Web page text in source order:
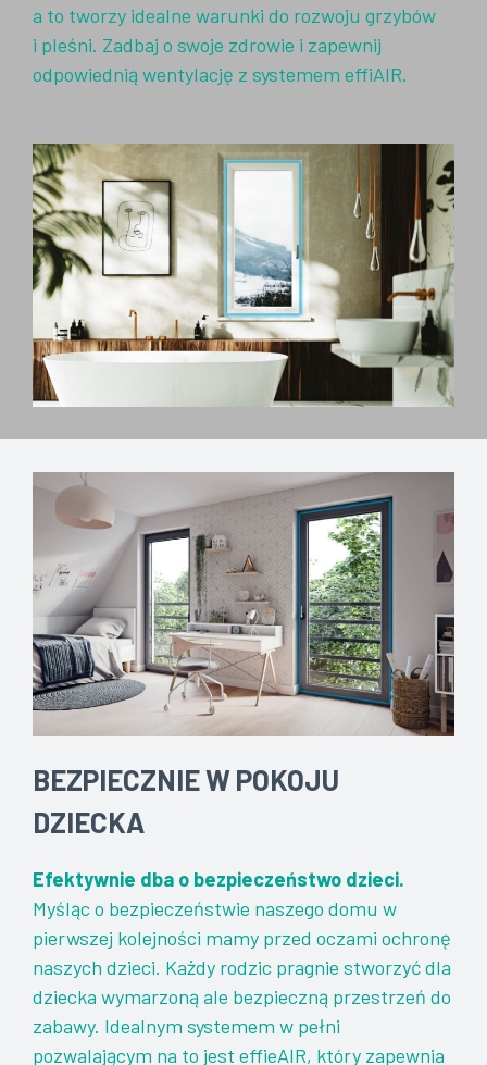
a to tworzy idealne warunki do rozwoju grzybów
i pleśni. Zadbaj o swoje zdrowie i zapewnij
odpowiednią wentylację z systemem effiAIR.
BEZPIECZNIE W POKOJU
DZIECKA
Efektywnie dba o bezpieczeństwo dzieci.
Myśląc o bezpieczeństwie naszego domu w
pierwszej kolejności mamy przed oczami ochronę
naszych dzieci. Każdy rodzic pragnie stworzyć dla
dziecka wymarzoną ale bezpieczną przestrzeń do
zabawy. Idealnym systemem w pełni
pozwalającym na to jest effieAIR, który zapewnia